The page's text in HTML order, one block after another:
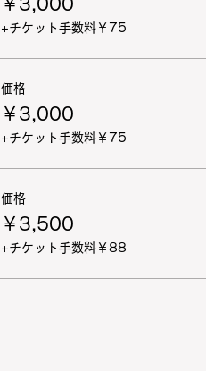
￥3,000
+チケット手数料￥75
価格
￥3,000
+チケット手数料￥75
価格
￥3,500
+チケット手数料￥88